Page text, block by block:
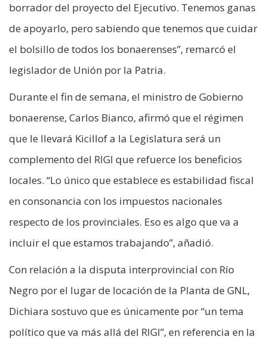
borrador del proyecto del Ejecutivo. Tenemos ganas
de apoyarlo, pero sabiendo que tenemos que cuidar
el bolsillo de todos los bonaerenses”, remarcó el
legislador de Unión por la Patria.
Durante el fin de semana, el ministro de Gobierno
bonaerense, Carlos Bianco, afirmó que el régimen
que le llevará Kicillof a la Legislatura será un
complemento del RIGI que refuerce los beneficios
locales. “Lo único que establece es estabilidad fiscal
en consonancia con los impuestos nacionales
respecto de los provinciales. Eso es algo que va a
incluir el que estamos trabajando”, añadió.
Con relación a la disputa interprovincial con Río
Negro por el lugar de locación de la Planta de GNL,
Dichiara sostuvo que es únicamente por “un tema
político que va más allá del RIGI”, en referencia en la